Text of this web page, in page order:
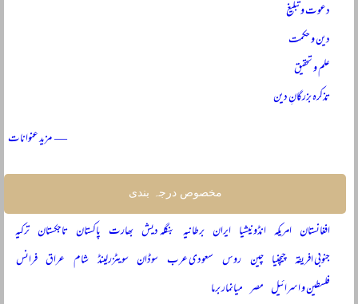
دعوت و تبلیغ
دین و حکمت
علم و تحقیق
تذکرہ بزرگانِ دین
— مزید عنوانات
مخصوص درجہ بندی
افغانستان امریکہ انڈونیشیا ایران برطانیہ بنگلہ دیش بھارت پاکستان تاجکستان ترکیہ
جنوبی افریقہ چیچنیا چین روس سعودی عرب سوڈان سویٹزرلینڈ شام عراق فرانس
فلسطین و اسرائیل مصر میانمار برما